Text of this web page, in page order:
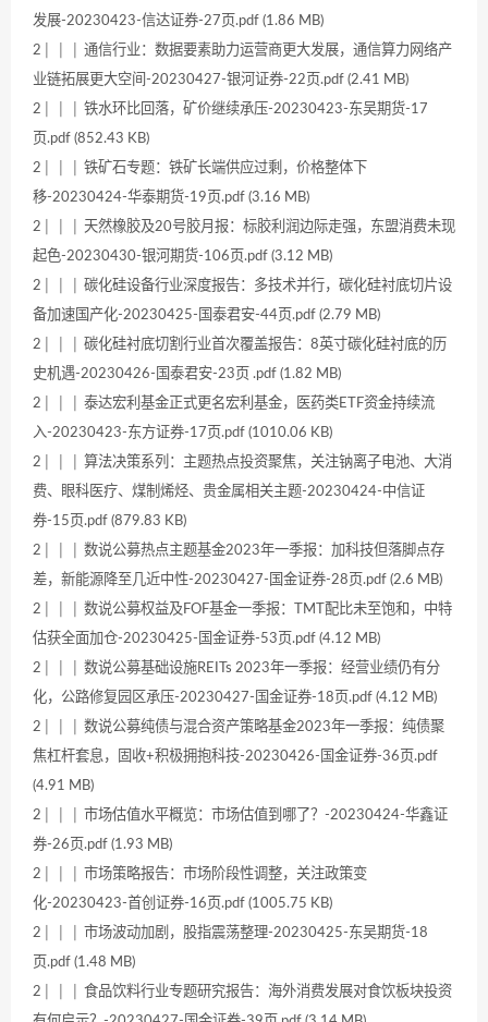
发展-20230423-信达证券-27页.pdf (1.86 MB)
2│ │ │ 通信行业：数据要素助力运营商更大发展，通信算力网络产
业链拓展更大空间-20230427-银河证券-22页.pdf (2.41 MB)
2│ │ │ 铁水环比回落，矿价继续承压-20230423-东吴期货-17
页.pdf (852.43 KB)
2│ │ │ 铁矿石专题：铁矿长端供应过剩，价格整体下
移-20230424-华泰期货-19页.pdf (3.16 MB)
2│ │ │ 天然橡胶及20号胶月报：标胶利润边际走强，东盟消费未现
起色-20230430-银河期货-106页.pdf (3.12 MB)
2│ │ │ 碳化硅设备行业深度报告：多技术并行，碳化硅衬底切片设
备加速国产化-20230425-国泰君安-44页.pdf (2.79 MB)
2│ │ │ 碳化硅衬底切割行业首次覆盖报告：8英寸碳化硅衬底的历
史机遇-20230426-国泰君安-23页 .pdf (1.82 MB)
2│ │ │ 泰达宏利基金正式更名宏利基金，医药类ETF资金持续流
入-20230423-东方证券-17页.pdf (1010.06 KB)
2│ │ │ 算法决策系列：主题热点投资聚焦，关注钠离子电池、大消
费、眼科医疗、煤制烯烃、贵金属相关主题-20230424-中信证
券-15页.pdf (879.83 KB)
2│ │ │ 数说公募热点主题基金2023年一季报：加科技但落脚点存
差，新能源降至几近中性-20230427-国金证券-28页.pdf (2.6 MB)
2│ │ │ 数说公募权益及FOF基金一季报：TMT配比未至饱和，中特
估获全面加仓-20230425-国金证券-53页.pdf (4.12 MB)
2│ │ │ 数说公募基础设施REITs 2023年一季报：经营业绩仍有分
化，公路修复园区承压-20230427-国金证券-18页.pdf (4.12 MB)
2│ │ │ 数说公募纯债与混合资产策略基金2023年一季报：纯债聚
焦杠杆套息，固收+积极拥抱科技-20230426-国金证券-36页.pdf
(4.91 MB)
2│ │ │ 市场估值水平概览：市场估值到哪了？-20230424-华鑫证
券-26页.pdf (1.93 MB)
2│ │ │ 市场策略报告：市场阶段性调整，关注政策变
化-20230423-首创证券-16页.pdf (1005.75 KB)
2│ │ │ 市场波动加剧，股指震荡整理-20230425-东吴期货-18
页.pdf (1.48 MB)
2│ │ │ 食品饮料行业专题研究报告：海外消费发展对食饮板块投资